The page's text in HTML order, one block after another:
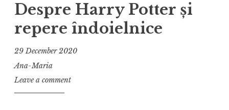
Despre Harry Potter și
repere îndoielnice
29 December 2020
Ana-Maria
Leave a comment